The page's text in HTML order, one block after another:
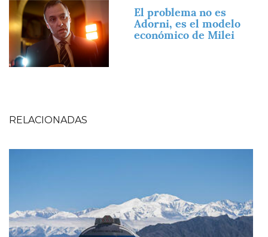
Imagen
El problema no es
Adorni, es el modelo
económico de Milei
RELACIONADAS